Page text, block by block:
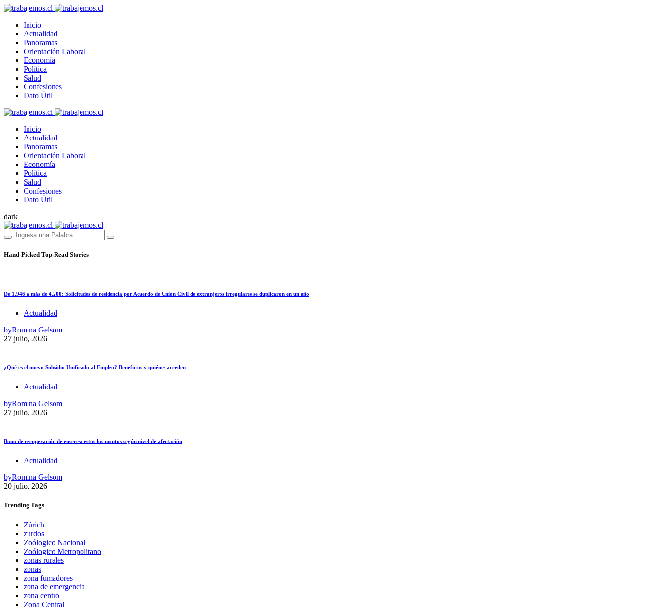
Inicio
Actualidad
Panoramas
Orientación Laboral
Economía
Política
Salud
Confesiones
Dato Útil
Inicio
Actualidad
Panoramas
Orientación Laboral
Economía
Política
Salud
Confesiones
Dato Útil
dark
Hand-Picked Top-Read Stories
De 1.946 a más de 4.200: Solicitudes de residencia por Acuerdo de Unión Civil de extranjeros irregulares se duplicaron en un año
Actualidad
byRomina Gelsom
27 julio, 2026
¿Qué es el nuevo Subsidio Unificado al Empleo? Beneficios y quiénes acceden
Actualidad
byRomina Gelsom
27 julio, 2026
Bono de recuperación de enseres: estos los montos según nivel de afectación
Actualidad
byRomina Gelsom
20 julio, 2026
Trending Tags
Zúrich
zurdos
Zoólogico Nacional
Zoólogico Metropolitano
zonas rurales
zonas
zona fumadores
zona de emergencia
zona centro
Zona Central